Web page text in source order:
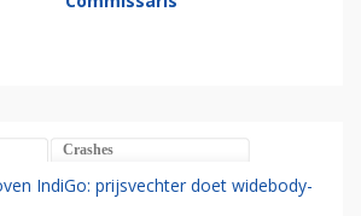
Crashes
IndiGo: prijsvechter doet widebody-